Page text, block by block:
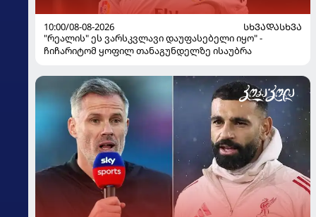
10:00/08-08-2026
ᲡᲮᲕᲐᲓᲐᲡᲮᲕᲐ
"რეალის" ეს ვარსკვლავი დაუფასებელი იყო" -
ჩიჩარიტომ ყოფილ თანაგუნდელზე ისაუბრა